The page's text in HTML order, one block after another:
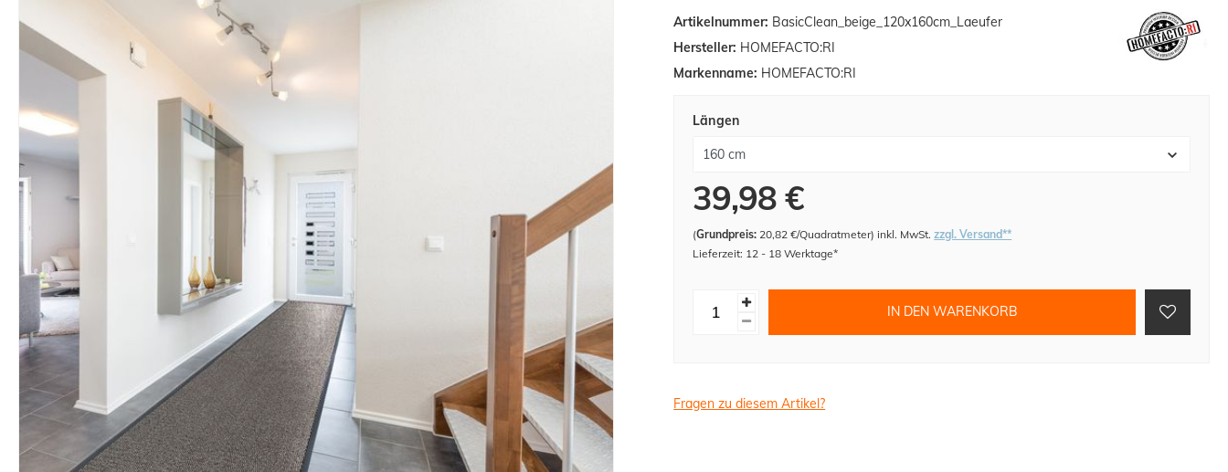
Artikelnummer: BasicClean_beige_120x160cm_Laeufer
Hersteller: HOMEFACTO:RI
Markenname: HOMEFACTO:RI
Längen
39,98 €
(Grundpreis: 20,82 €/Quadratmeter)inkl. MwSt.zzgl. Versand**
Lieferzeit: 12 - 18 Werktage*
IN DEN WARENKORB
Fragen zu diesem Artikel?